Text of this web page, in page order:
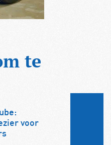
te
voor